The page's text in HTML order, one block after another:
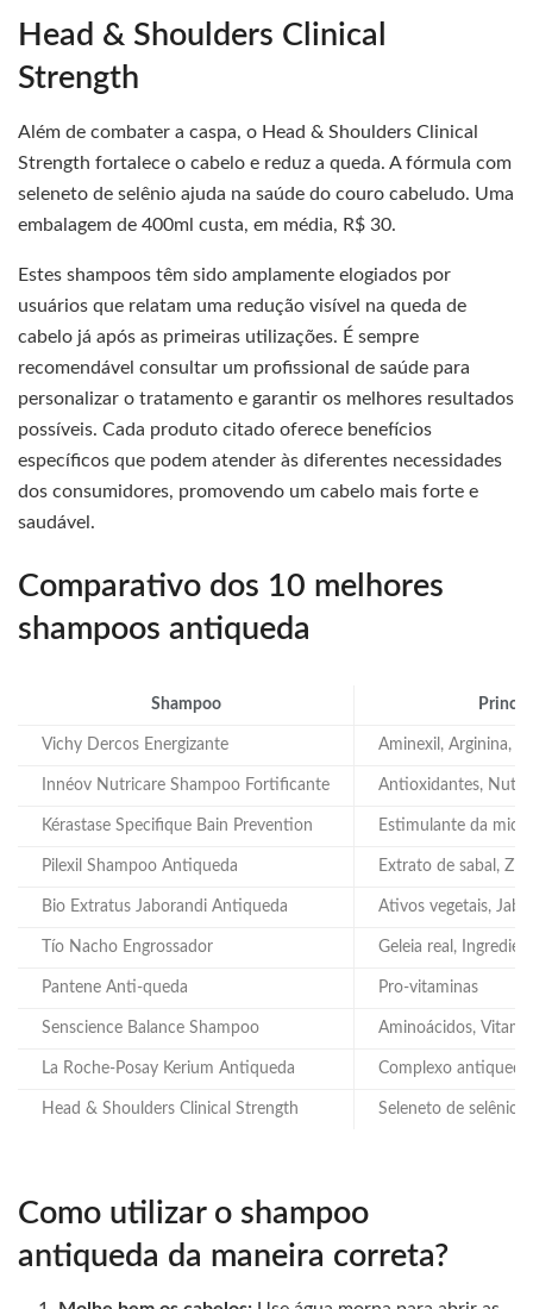
Head & Shoulders Clinical
Strength
Além de combater a caspa, o Head & Shoulders Clinical
Strength fortalece o cabelo e reduz a queda. A fórmula com
seleneto de selênio ajuda na saúde do couro cabeludo. Uma
embalagem de 400ml custa, em média, R$ 30.
Estes shampoos têm sido amplamente elogiados por
usuários que relatam uma redução visível na queda de
cabelo já após as primeiras utilizações. É sempre
recomendável consultar um profissional de saúde para
personalizar o tratamento e garantir os melhores resultados
possíveis. Cada produto citado oferece benefícios
específicos que podem atender às diferentes necessidades
dos consumidores, promovendo um cabelo mais forte e
saudável.
Comparativo dos 10 melhores
shampoos antiqueda
Shampoo
Vichy Dercos Energizante Aminexil, Arginina,
Innéov Nutricare Shampoo Fortificante Antioxidantes,
Kérastase Specifique Bain Prevention Estimulante da
Pilexil Shampoo Antiqueda Extrato de sabal,
Bio Extratus Jaborandi Antiqueda Ativos vegetais,
Tío Nacho Engrossador Geleia real,
Pantene Anti-queda Pro-vitaminas
Senscience Balance Shampoo Aminoácidos,
La Roche-Posay Kerium Antiqueda Complexo antiqueda
Head & Shoulders Clinical Strength Seleneto de selênio
Como utilizar o shampoo
antiqueda da maneira correta?